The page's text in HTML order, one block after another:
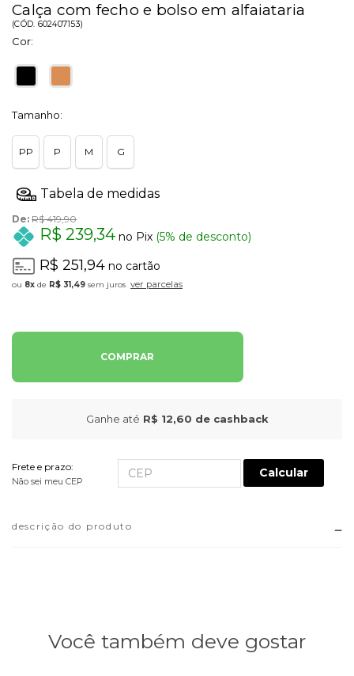
Calça com fecho e bolso em alfaiataria
(CÓD. 602407153)
Cor:
Tamanho:
PP P M G
De: R$ 419,90
R$ 239,34 no Pix (5% de desconto)
R$ 251,94 no cartão
8x de R$ 31,49 sem juros ver parcelas
COMPRAR
Ganhe até R$ 12,60 de cashback
Frete e prazo:
Não sei meu CEP
Calcular
descrição do produto
Você também deve gostar